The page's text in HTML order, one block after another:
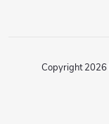
Copyright 2026